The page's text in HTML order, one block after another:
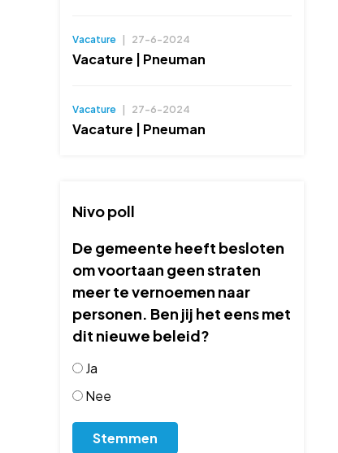
Vacature 27-6-2024
Vacature | Pneuman
Vacature 27-6-2024
Vacature | Pneuman
Nivo poll
De gemeente heeft besloten
om voortaan geen straten
meer te vernoemen naar
personen. Ben jij het eens met
dit nieuwe beleid?
Ja
Nee